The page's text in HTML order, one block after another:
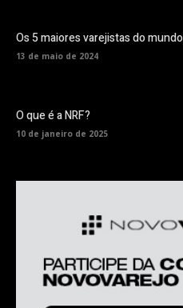
Os 5 maiores varejistas do mundo
13 de maio de 2024
O que é a NRF?
10 de janeiro de 2025